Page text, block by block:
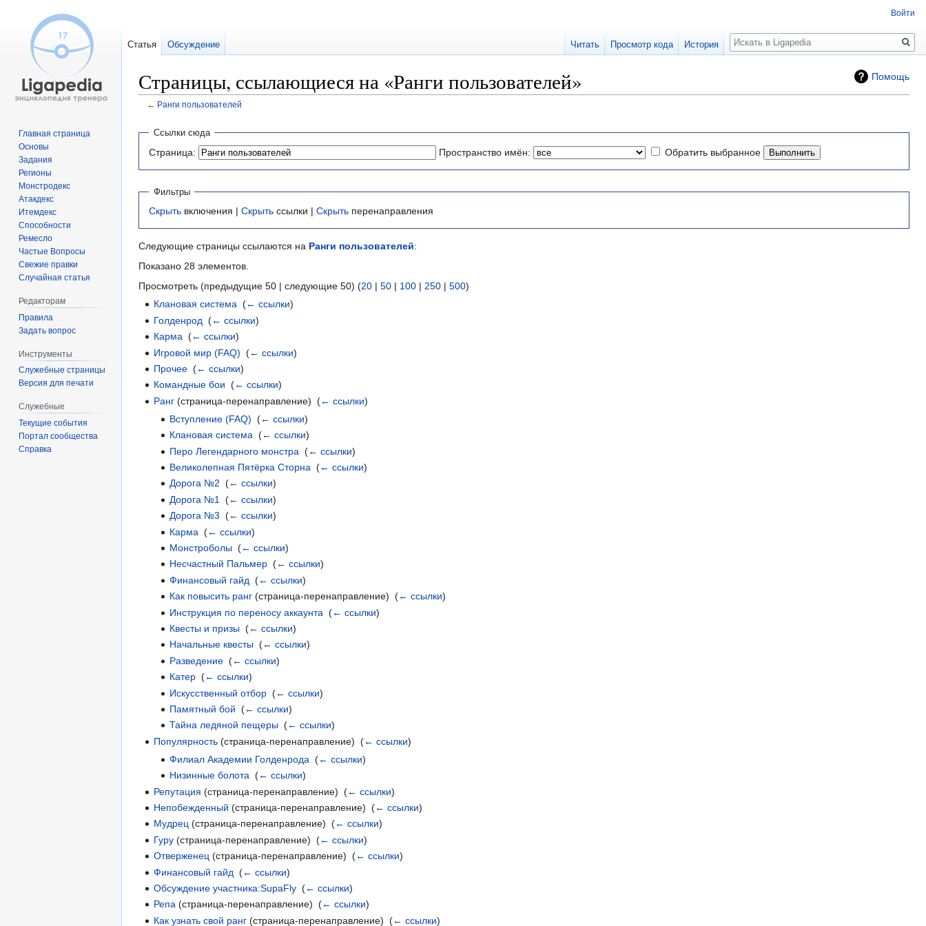
Помощь
Страницы, ссылающиеся на «Ранги пользователей»
← Ранги пользователей
Перейти
навигации
Перейти
поиску
Ссылки сюда
Страница: Пространство имён: Обратить выбранное
Фильтры
Скрыть включения | Скрыть ссылки | Скрыть перенаправления
Следующие страницы ссылаются на Ранги пользователей:
Показано 28 элементов.
Просмотреть (предыдущие 50 | следующие 50) (20 | 50 | 100 | 250 | 500)
Клановая система ‎(← ссылки)
Голденрод ‎(← ссылки)
Карма ‎(← ссылки)
Игровой мир (FAQ) ‎(← ссылки)
Прочее ‎(← ссылки)
Командные бои ‎(← ссылки)
Ранг (страница-перенаправление) ‎(← ссылки)
Вступление (FAQ) (← ссылки)
Клановая система‎ (← ссылки)
Перо Легендарного монстра (← ссылки)
Великолепная Пятёрка Сторна (← ссылки)
Дорога №2 (← ссылки)
Дорога №1
(← ссылки)
Дорога №3 (← ссылки)
Карма (← ссылки)
Монстроболы‎ (← ссылки)
Несчастный Пальмер‎ (← ссылки)
Финансовый гайд (← ссылки)
Как повысить ранг(страница-перенаправление) ‎ (← ссылки)
Инструкция по переносу аккаунта (← ссылки)
Квесты и призы‎ (← ссылки)
Начальные квесты‎ (← ссылки)
Разведение‎ (← ссылки)
Катер‎ (← ссылки)
Искусственный отбор‎ (← ссылки)
Памятный бой (← ссылки)
Тайна ледяной пещеры‎ (← ссылки)
Популярность (страница-перенаправление) ‎(← ссылки)
Филиал Академии Голденрода (← ссылки)
Низинные болота‎ (← ссылки)
Репутация (страница-перенаправление) ‎(← ссылки)
Непобежденный (страница-перенаправление) ‎(← ссылки)
Мудрец (страница-перенаправление) ‎(← ссылки)
Гуру (страница-перенаправление) ‎(← ссылки)
Отверженец (страница-перенаправление) ‎(← ссылки)
Финансовый гайд ‎(← ссылки)
Обсуждение участника:SupaFly ‎(← ссылки)
Репа (страница-перенаправление) ‎(← ссылки)
Как узнать свой ранг (страница-перенаправление) ‎(← ссылки)
Войти
Статья Обсуждение Читать Просмотр кода История
Поиск
Главная страница
Основы
Задания
Регионы
Монстродекс
Атакдекс
Итемдекс
Способности
Ремесло
Частые Вопросы
Свежие правки
Случайная статья
Редакторам
Правила
Задать вопрос
Инструменты
Служебные страницы
Версия для печати
Служебные
Текущие события
Портал сообщества
Справка